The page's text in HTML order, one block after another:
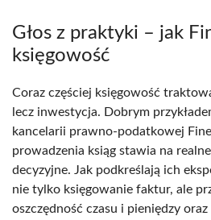
Głos z praktyki – jak
księgowość
Coraz częściej księgowość
lecz inwestycja. Dobrym
kancelarii prawno-podatkowej
prowadzenia ksiąg stawia na
decyzyjne. Jak podkreślają ich
nie tylko księgowanie faktur, ale
oszczędność czasu i pieniędzy